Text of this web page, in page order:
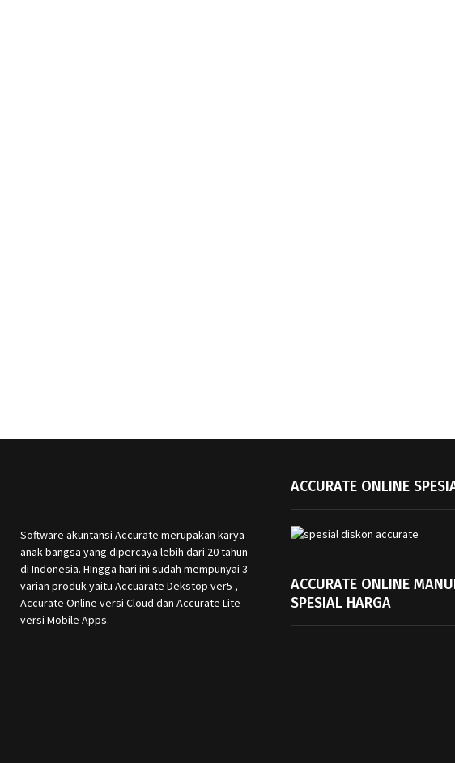
Software akuntansi Accurate merupakan karya
anak bangsa yang dipercaya lebih dari 20 tahun
di Indonesia. HIngga hari ini sudah mempunyai 3
varian produk yaitu Accuarate Dekstop ver5 ,
Accurate Online versi Cloud dan Accurate Lite
versi Mobile Apps.
ACCURATE ONLINE
ACCURATE ONLINE
SPESIAL HARGA